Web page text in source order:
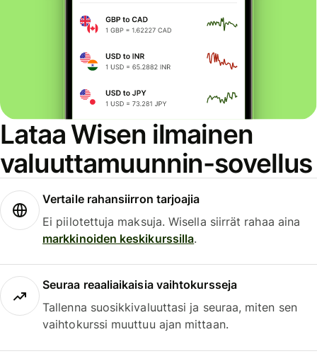
Lataa Wisen ilmainen
valuuttamuunnin-sovellus
Vertaile rahansiirron tarjoajia
Ei piilotettuja maksuja. Wisella siirrät rahaa aina
markkinoiden keskikurssilla.
Seuraa reaaliaikaisia vaihtokursseja
Tallenna suosikkivaluuttasi ja seuraa, miten sen
vaihtokurssi muuttuu ajan mittaan.